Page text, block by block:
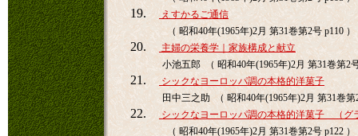
19.
えすかるご通信
（ 昭和40年(1965年)2月 第31巻第2号 p110 ）
20.
主婦の栄養学｜家族構成と献立
小池五郎 （ 昭和40年(1965年)2月 第31巻第2
21.
シックなヨーロッパ調の本格的洋菓子
田中三之助 （ 昭和40年(1965年)2月 第31巻第
22.
シックなヨーロッパ調の本格的洋菓子 （グ
（ 昭和40年(1965年)2月 第31巻第2号 p122 ）